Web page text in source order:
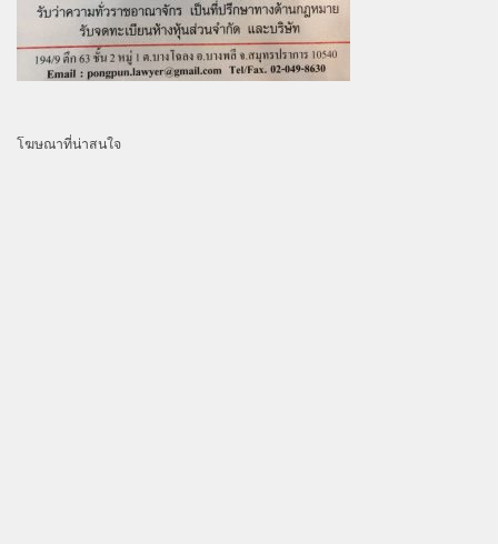
โฆษณาที่น่าสนใจ